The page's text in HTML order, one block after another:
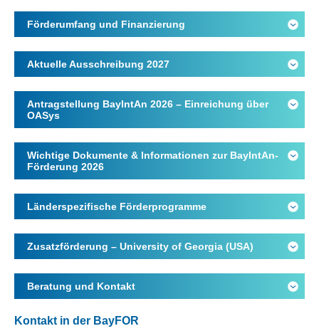
Förderumfang und Finanzierung
Aktuelle Ausschreibung 2027
Antragstellung BayIntAn 2026 – Einreichung über
OASys
Wichtige Dokumente & Informationen zur BayIntAn-
Förderung 2026
Länderspezifische Förderprogramme
Zusatzförderung – University of Georgia (USA)
Beratung und Kontakt
Kontakt in der BayFOR